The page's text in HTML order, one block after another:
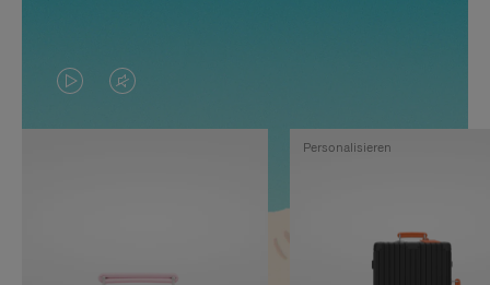
DAS
VIDEO
VIDEO
IST
Personalisieren